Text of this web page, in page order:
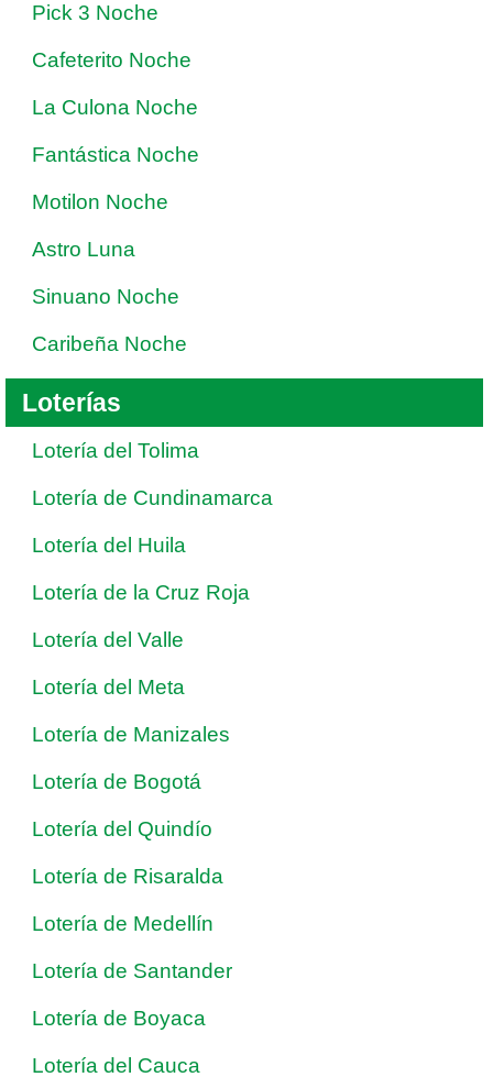
Pick 3 Noche
Cafeterito Noche
La Culona Noche
Fantástica Noche
Motilon Noche
Astro Luna
Sinuano Noche
Caribeña Noche
Loterías
Lotería del Tolima
Lotería de Cundinamarca
Lotería del Huila
Lotería de la Cruz Roja
Lotería del Valle
Lotería del Meta
Lotería de Manizales
Lotería de Bogotá
Lotería del Quindío
Lotería de Risaralda
Lotería de Medellín
Lotería de Santander
Lotería de Boyaca
Lotería del Cauca